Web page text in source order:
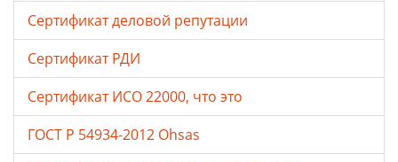
Сертификат деловой репутации
Сертификат РДИ
Сертификат ИСО 22000, что это
ГОСТ Р 54934-2012 Ohsas